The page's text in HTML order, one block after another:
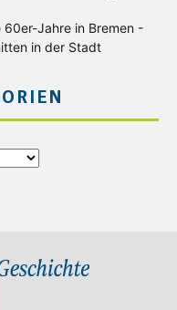
60er-Jahre in Bremen -
in der Stadt